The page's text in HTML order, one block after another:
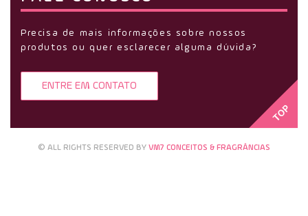
Precisa de mais informações sobre nossos
produtos ou quer esclarecer alguma dúvida?
ENTRE EM CONTATO
© ALL RIGHTS RESERVED BY VM7 CONCEITOS & FRAGRÂNCIAS